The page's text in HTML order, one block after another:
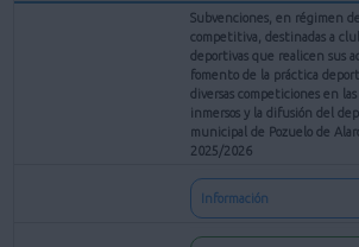
Subvenciones, en régimen
competitiva, destinadas a
deportivas que realicen sus
fomento de la práctica
diversas competiciones en
inmersos y la difusión del
municipal de Pozuelo de
2025/2026
Información